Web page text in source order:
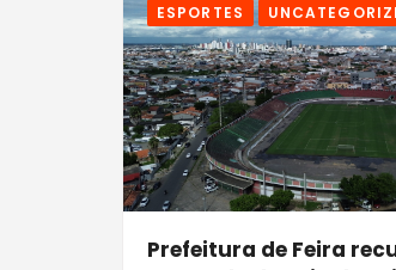
ESPORTES
Prefeitura de Feira